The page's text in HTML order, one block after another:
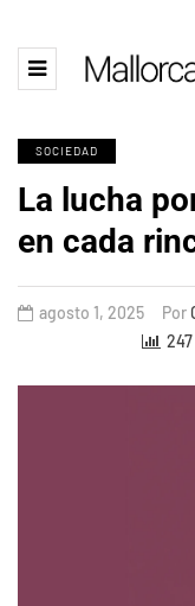
SOCIEDAD
La lucha
en cada
agosto 1, 2025 Por
247